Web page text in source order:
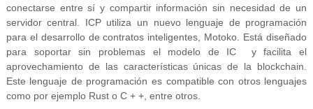
conectarse entre sí y compartir información sin necesidad de un
servidor central. ICP utiliza un nuevo lenguaje de programación
para el desarrollo de contratos inteligentes, Motoko. Está diseñado
para soportar sin problemas el modelo de IC y facilita el
aprovechamiento de las características únicas de la blockchain.
Este lenguaje de programación es compatible con otros lenguajes
como por ejemplo Rust o C + +, entre otros.